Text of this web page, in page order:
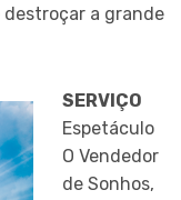
destroçar a grande
SERVIÇO
Espetáculo
O Vendedor
de Sonhos,